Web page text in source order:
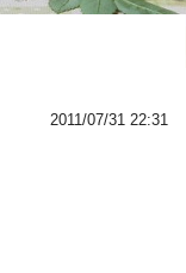
2011/07/31 22:31